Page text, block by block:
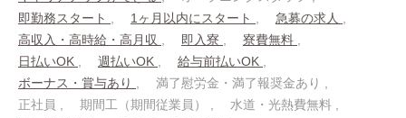
即勤務スタート
1ヶ月以内にスタート
急募の求人
高収入・高時給・高月収
即入寮
寮費無料
日払いOK
週払いOK
給与前払いOK
ボーナス・賞与あり
満了慰労金・満了報奨金あり
正社員
期間工（期間従業員）
水道・光熱費無料